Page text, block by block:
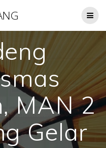
MAN 2
Gelar